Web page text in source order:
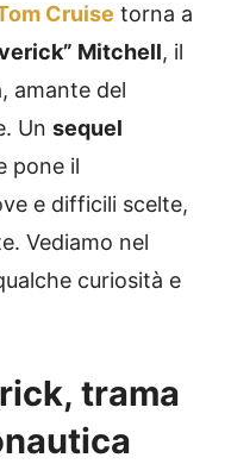
Cruise torna a
Mitchell, il
amante del
Un sequel
pone il
e difficili scelte,
Vediamo nel
curiosità e
trama